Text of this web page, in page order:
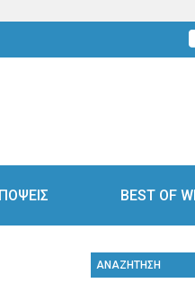
BEST OF
ΑΝΑΖΗΤΗΣΗ